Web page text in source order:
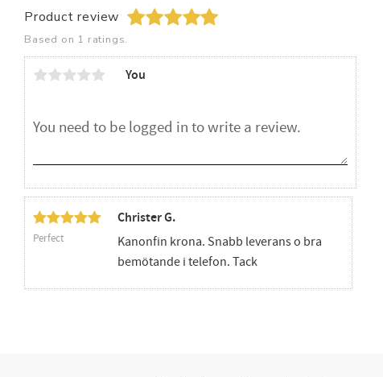
Product review
Based on 1 ratings.
You
Perfect
Christer G.
Kanonfin krona. Snabb leverans o bra
bemötande i telefon. Tack